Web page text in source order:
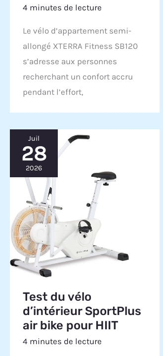
4 minutes de lecture
Le vélo d’appartement semi-
allongé XTERRA Fitness SB120
s’adresse aux personnes
recherchant un confort accru
pendant l’effort,
Juil
28
2026
Test du vélo
d’intérieur SportPlus
air bike pour HIIT
4 minutes de lecture